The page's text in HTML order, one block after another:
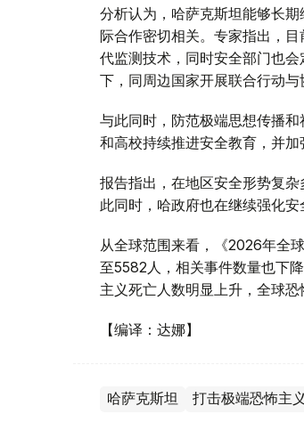
分析认为，哈萨克斯坦能够长
际合作密切相关。专家指出，
代监测技术，同时安全部门也
下，同周边国家开展联合行动与
与此同时，防范极端思想传播
和高校持续推进安全教育，并
报告指出，在地区安全形势复
此同时，哈政府也在继续强化
从全球范围来看，《2026年全
至5582人，相关事件数量也下
主义死亡人数明显上升，全球恐
【编译：达娜】
哈萨克斯坦 打击极端恐怖主义